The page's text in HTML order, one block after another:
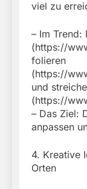
viel zu
– Im Trend:
(https://
folieren
(https://
und
(https://
– Das Ziel:
anpassen
4. Kreative
Orten